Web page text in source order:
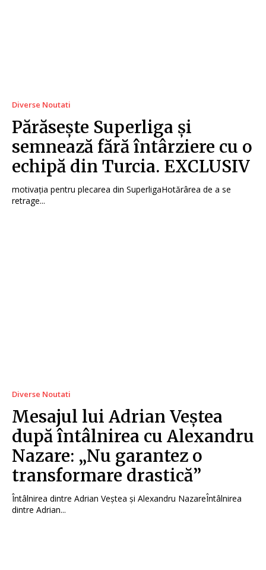
Diverse Noutati
Părăsește Superliga și
semnează fără întârziere cu o
echipă din Turcia. EXCLUSIV
motivația pentru plecarea din SuperligaHotărârea de a se
retrage...
Diverse Noutati
Mesajul lui Adrian Veștea
după întâlnirea cu Alexandru
Nazare: „Nu garantez o
transformare drastică”
Întâlnirea dintre Adrian Veștea și Alexandru NazareÎntâlnirea
dintre Adrian...